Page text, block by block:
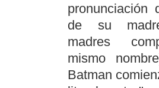
pronunciación
de su
madres
mismo
Batman